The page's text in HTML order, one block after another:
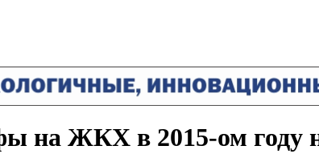
на ЖКХ в 2015-ом году